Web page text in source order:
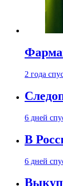
2 года
6 дней
В
6 дней